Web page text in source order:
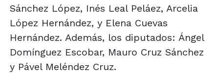
Sánchez López, Inés Leal Peláez, Arcelia
López Hernández, y Elena Cuevas
Hernández. Además, los diputados: Ángel
Domínguez Escobar, Mauro Cruz Sánchez
y Pável Meléndez Cruz.